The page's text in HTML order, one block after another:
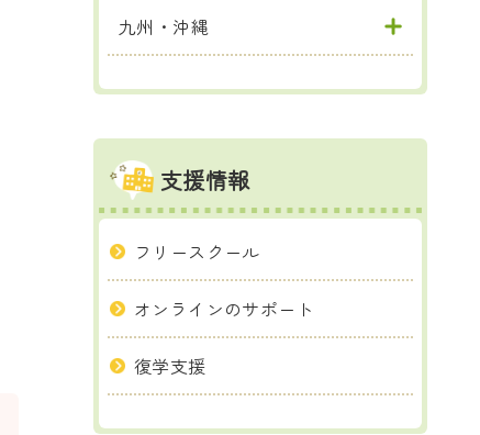
九州・沖縄
支援情報
フリースクール
オンラインのサポート
復学支援